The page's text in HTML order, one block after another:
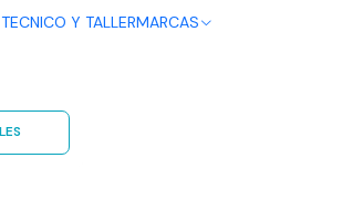
Y TALLERMARCAS